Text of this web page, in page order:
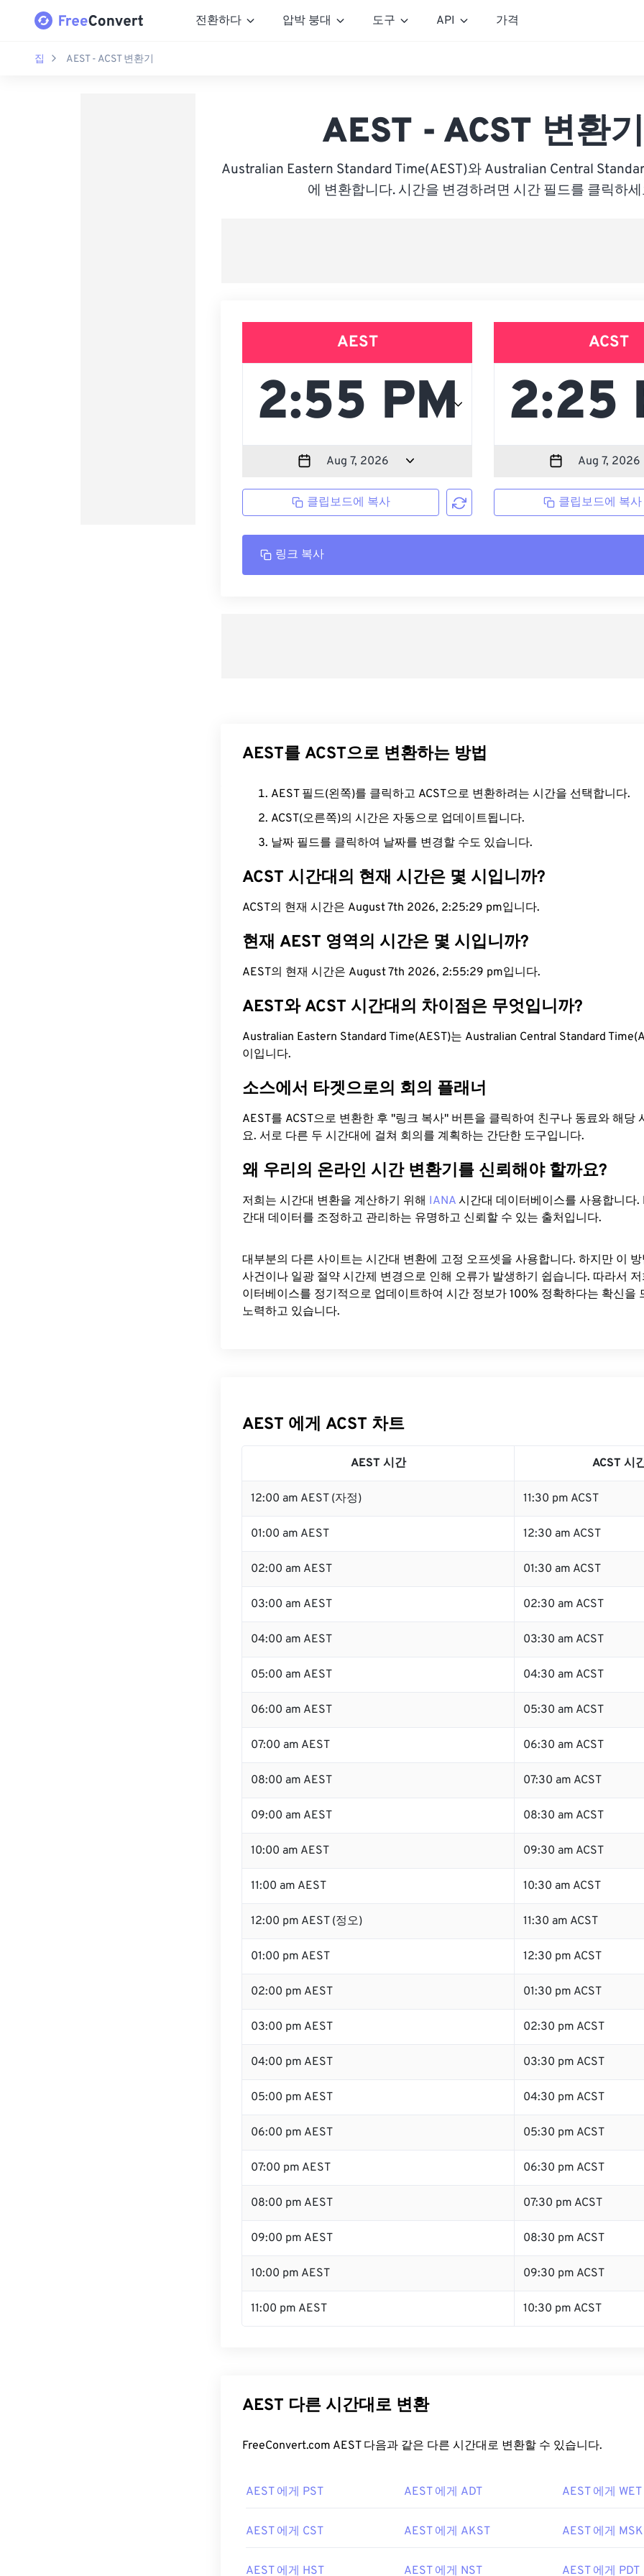
전환하다 압박 붕대 도구 API 가격
집 AEST - ACST 변환기
AEST - ACST 변환기
Australian Eastern Standard Time(AEST)와 Australian Central
에 변환합니다. 시간을 변경하려면 시간 필드를 클릭하
AEST
클립보드에 복사
ACST
클립보드에 복사
링크 복사
AEST를 ACST으로 변환하는 방법
AEST 필드(왼쪽)를 클릭하고 ACST으로 변환하려는 시간을 선택합니다.
ACST(오른쪽)의 시간은 자동으로 업데이트됩니다.
날짜 필드를 클릭하여 날짜를 변경할 수도 있습니다.
ACST 시간대의 현재 시간은 몇 시입니까?
ACST의 현재 시간은 August 7th 2026, 2:25:30 pm입니다.
현재 AEST 영역의 시간은 몇 시입니까?
AEST의 현재 시간은 August 7th 2026, 2:55:30 pm입니다.
AEST와 ACST 시간대의 차이점은 무엇입니까?
Australian Eastern Standard Time(AEST)는 Australian Central Standard
이입니다.
소스에서 타겟으로의 회의 플래너
AEST를 ACST으로 변환한 후 "링크 복사" 버튼을 클릭하여 친구나 동료와 해당
요. 서로 다른 두 시간대에 걸쳐 회의를 계획하는 간단한 도구입니다.
왜 우리의 온라인 시간 변환기를 신뢰해야 할까요?
저희는 시간대 변환을 계산하기 위해 IANA 시간대 데이터베이스를 사용합니다.
간대 데이터를 조정하고 관리하는 유명하고 신뢰할 수 있는 출처입니다.
대부분의 다른 사이트는 시간대 변환에 ​​고정 오프셋을 사용합니다. 하지만 이
사건이나 일광 절약 시간제 변경으로 인해 오류가 발생하기 쉽습니다. 따라서 저
이터베이스를 정기적으로 업데이트하여 시간 정보가 100% 정확하다는 확신을
노력하고 있습니다.
AEST 에게 ACST 차트
AEST 시간 ACST 시
12:00 am AEST (자정) 11:30 pm ACST
01:00 am AEST 12:30 am ACST
02:00 am AEST 01:30 am ACST
03:00 am AEST 02:30 am ACST
04:00 am AEST 03:30 am ACST
05:00 am AEST 04:30 am ACST
06:00 am AEST 05:30 am ACST
07:00 am AEST 06:30 am ACST
08:00 am AEST 07:30 am ACST
09:00 am AEST 08:30 am ACST
10:00 am AEST 09:30 am ACST
11:00 am AEST 10:30 am ACST
12:00 pm AEST (정오) 11:30 am ACST
01:00 pm AEST 12:30 pm ACST
02:00 pm AEST 01:30 pm ACST
03:00 pm AEST 02:30 pm ACST
04:00 pm AEST 03:30 pm ACST
05:00 pm AEST 04:30 pm ACST
06:00 pm AEST 05:30 pm ACST
07:00 pm AEST 06:30 pm ACST
08:00 pm AEST 07:30 pm ACST
09:00 pm AEST 08:30 pm ACST
10:00 pm AEST 09:30 pm ACST
11:00 pm AEST 10:30 pm ACST
AEST 다른 시간대로 변환
FreeConvert.com AEST 다음과 같은 다른 시간대로 변환할 수 있습니다.
AEST 에게 PST AEST 에게 ADT AEST 에게 WET
AEST 에게 CST AEST 에게 AKST AEST 에게 MSK
AEST 에게 HST AEST 에게 NST AEST 에게 PDT